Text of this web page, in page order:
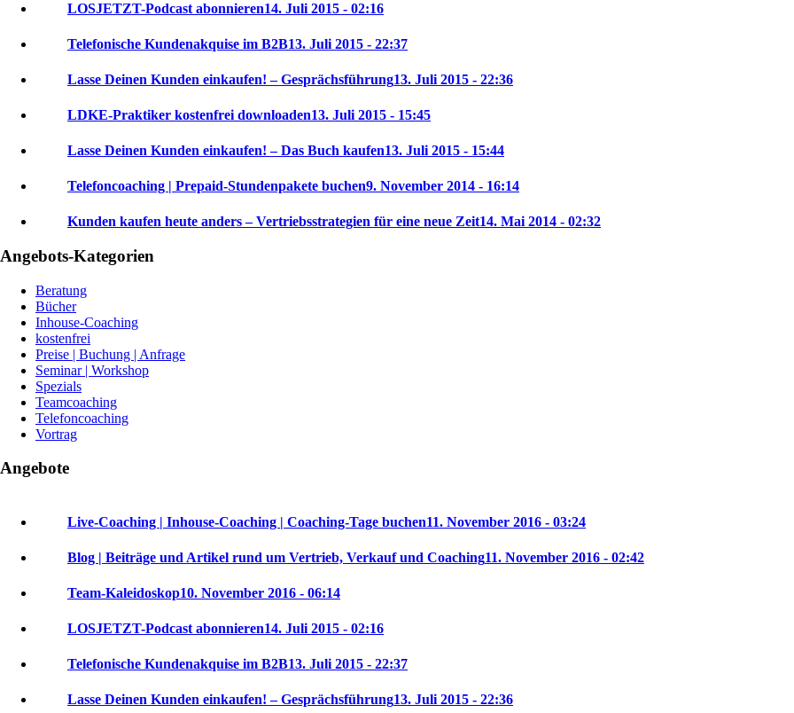
LOSJETZT-Podcast abonnieren14. Juli 2015 - 02:16
Telefonische Kundenakquise im B2B13. Juli 2015 - 22:37
Lasse Deinen Kunden einkaufen! – Gesprächsführung13. Juli 2015 - 22:36
LDKE-Praktiker kostenfrei downloaden13. Juli 2015 - 15:45
Lasse Deinen Kunden einkaufen! – Das Buch kaufen13. Juli 2015 - 15:44
Telefoncoaching | Prepaid-Stundenpakete buchen9. November 2014 - 16:14
Kunden kaufen heute anders – Vertriebsstrategien für eine neue Zeit14. Mai 2014 - 02:32
Angebots-Kategorien
Beratung
Bücher
Inhouse-Coaching
kostenfrei
Preise | Buchung | Anfrage
Seminar | Workshop
Spezials
Teamcoaching
Telefoncoaching
Vortrag
Angebote
Live-Coaching | Inhouse-Coaching | Coaching-Tage buchen11. November 2016 - 03:24
Blog | Beiträge und Artikel rund um Vertrieb, Verkauf und Coaching11. November 2016 - 02:42
Team-Kaleidoskop10. November 2016 - 06:14
LOSJETZT-Podcast abonnieren14. Juli 2015 - 02:16
Telefonische Kundenakquise im B2B13. Juli 2015 - 22:37
Lasse Deinen Kunden einkaufen! – Gesprächsführung13. Juli 2015 - 22:36